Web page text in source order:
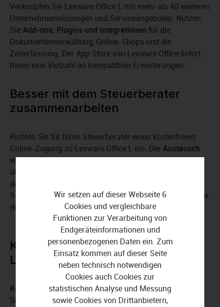
Verknüpfen Sie Lexware Office L mit mehr als 40 weiteren
Unternehmenslösungen und Serviceangeboten. Nutzen
SieAdd-ons, Plugins und Integrationen für die
Dokumentenverwaltung, Online-Shops und die
Zeiterfassung. Der App Store von Lexware Office liefert
Ihnen eine Vielzahl an kompatiblen Erweiterungen.
Besser mit dem Steuerberater
zusammenarbeiten
Richten Sie für Ihren Steuerberater einen kostenfreien
Online-Zugang zu Lexware Office L ein. Der Austausch
von Belegen und der elektronischen Pendelakteerfolgt
über diese Schnittstelle sicher und verschlüsselt. Durch
den digitalen Zugang zu Ihren Geschäftsdaten hat Ihr
Steuerberater alles, was er für Abschlüsse, GuV, EÜR oder
die Umsatzsteuervoranmeldung benötigt.
Kunden- und
Lieferantenverwaltung optimieren
Kontaktdaten von Kunden und Lieferanten importieren
Sie aus Belegscans oder dem Telefonbuch Ihres
Wir setzen auf dieser Webseite 6
Cookies und vergleichbare
Funktionen zur Verarbeitung von
Endgeräteinformationen und
personenbezogenen Daten ein. Zum
Einsatz kommen auf dieser Seite
neben technisch notwendigen
Cookies auch Cookies zur
statistischen Analyse und Messung
sowie Cookies von Drittanbietern,